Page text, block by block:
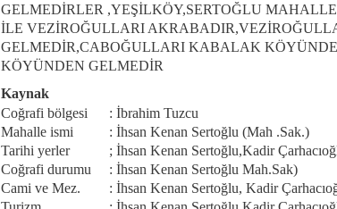
GELMEDİRLER ,YEŞİLKÖY,SERTOĞLU
İLE VEZİROĞULLARI
GELMEDİR,CABOĞULLARI KABALAK
KÖYÜNDEN GELMEDİR
Kaynak
Coğrafi bölgesi : İbrahim Tuzcu
Mahalle ismi : İhsan Kenan Sertoğlu (Mah .Sak.)
Tarihi yerler ; İhsan Kenan Sertoğlu,Kadir
Coğrafi durumu : İhsan Kenan Sertoğlu Mah.Sak)
Cami ve Mez. : İhsan Kenan Sertoğlu, Kadir